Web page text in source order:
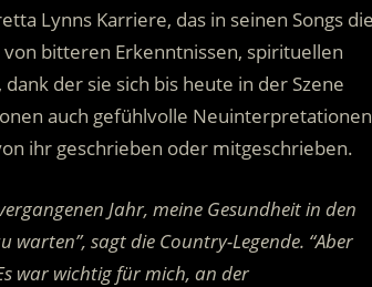
Lynns Karriere, das in seinen Songs
bitteren Erkenntnissen, spirituellen
der sie sich bis heute in der Szene
auch gefühlvolle Neuinterpretationen
ihr geschrieben oder mitgeschrieben.
Jahr, meine Gesundheit in den
sagt die Country-Legende. “Aber
war wichtig für mich, an der